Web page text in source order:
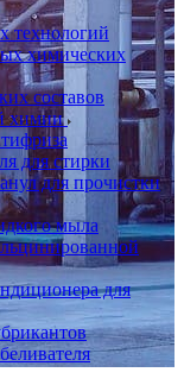
технологий
химических
составов
химии
для стирки
для прочистки
мыла
для